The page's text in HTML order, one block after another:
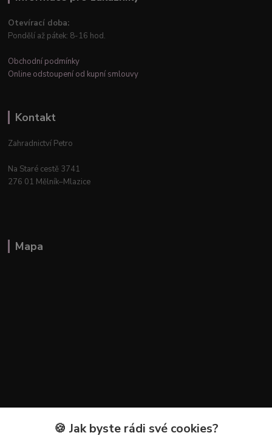
Otevírací doba:
Pondělí až pátek: 8-16 hod.
Obchodní podmínky
Online odstoupení od kupní smlouvy
Kontakt
Zahradnictví Petro
Na Staré cestě 3741
276 01 Mělník–Mlazice
Mapa
Kontakty🍪 Jak byste rádi své cookies?